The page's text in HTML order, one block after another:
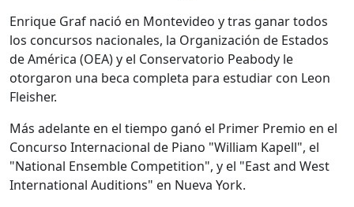
Enrique Graf nació en Montevideo y tras ganar todos
los concursos nacionales, la Organización de Estados
de América (OEA) y el Conservatorio Peabody le
otorgaron una beca completa para estudiar con Leon
Fleisher.
Más adelante en el tiempo ganó el Primer Premio en el
Concurso Internacional de Piano "William Kapell", el
"National Ensemble Competition", y el "East and West
International Auditions" en Nueva York.